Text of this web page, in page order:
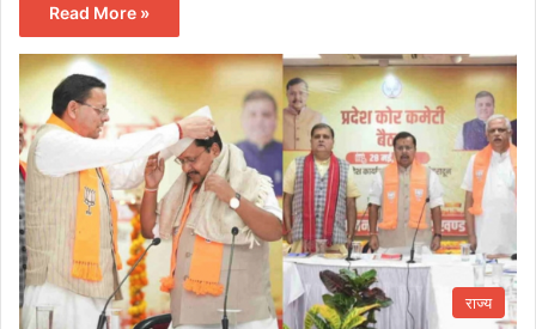
Read More »
राज्य